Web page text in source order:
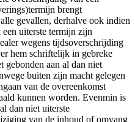
brengt
gevallen, derhalve ook indien
uiterste termijn zijn
wegens tijdsoverschrijding
hem schriftelijk in gebreke
gebonden aan al dan niet
buiten zijn macht gelegen
van de overeenkomst
kunnen worden. Evenmin is
dan niet uiterste
van de inhoud of omvang